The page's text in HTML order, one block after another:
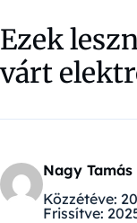
Ezek
várt
Nagy Tamás
Közzétéve:
Frissítve: